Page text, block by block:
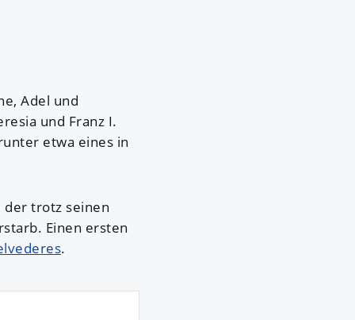
Adel und
und Franz I.
etwa eines in
der trotz seinen
Einen ersten
.